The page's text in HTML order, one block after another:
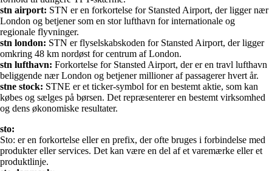
stn airport: STN er en forkortelse for Stansted Airport, der ligger nær
London og betjener som en stor lufthavn for internationale og
regionale flyvninger.
stn london: STN er flyselskabskoden for Stansted Airport, der ligger
omkring 48 km nordøst for centrum af London.
stn lufthavn: Forkortelse for Stansted Airport, der er en travl lufthavn
beliggende nær London og betjener millioner af passagerer hvert år.
stne stock: STNE er et ticker-symbol for en bestemt aktie, som kan
købes og sælges på børsen. Det repræsenterer en bestemt virksomhed
og dens økonomiske resultater.
sto:
Sto: er en forkortelse eller en prefix, der ofte bruges i forbindelse med
produkter eller services. Det kan være en del af et varemærke eller et
produktlinje.